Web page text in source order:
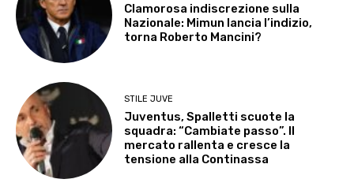
Clamorosa indiscrezione sulla
Nazionale: Mimun lancia l’indizio,
torna Roberto Mancini?
STILE JUVE
Juventus, Spalletti scuote la
squadra: “Cambiate passo”. Il
mercato rallenta e cresce la
tensione alla Continassa